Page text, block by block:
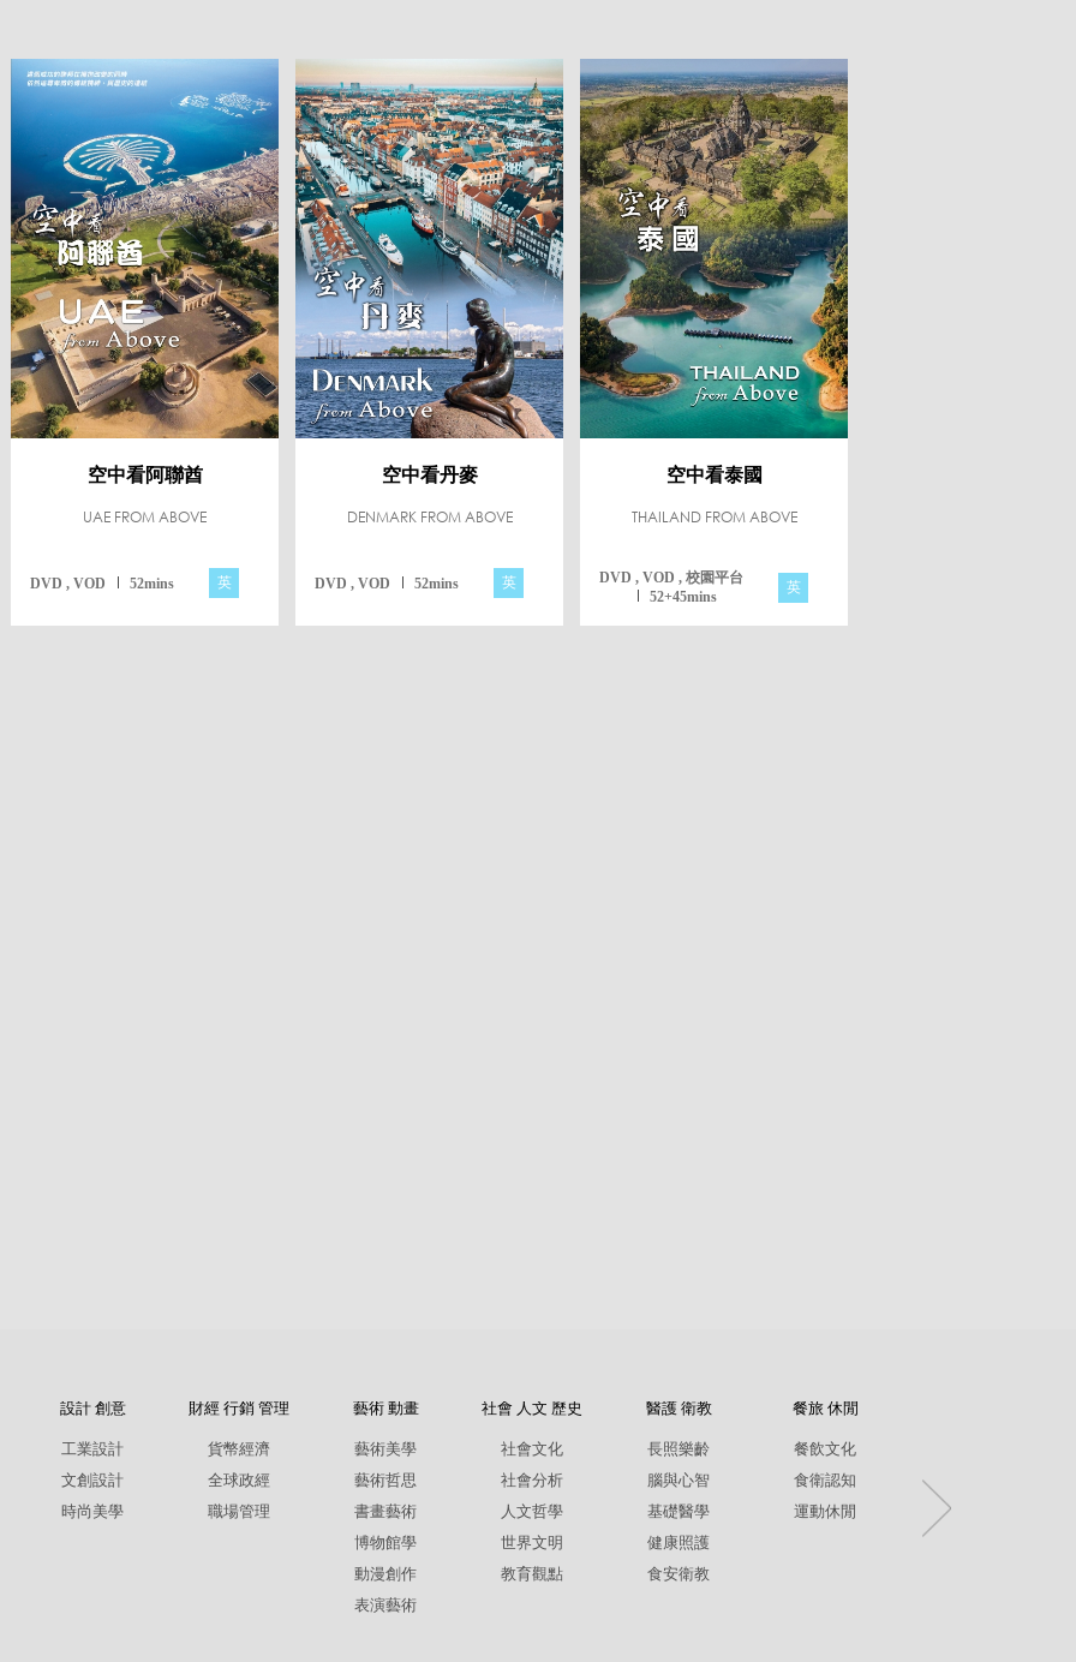
空中看阿聯酋
UAE FROM ABOVE
DVD , VOD 52mins 英
空中看丹麥
DENMARK FROM ABOVE
DVD , VOD 52mins 英
空中看泰國
THAILAND FROM ABOVE
DVD , VOD , 校園平台
52+45mins
英
設計 創意
工業設計
文創設計
時尚美學
財經 行銷 管理
貨幣經濟
全球政經
職場管理
藝術 動畫
藝術美學
藝術哲思
書畫藝術
博物館學
動漫創作
表演藝術
社會 人文 歷史
社會文化
社會分析
人文哲學
世界文明
教育觀點
醫護 衛教
長照樂齡
腦與心智
基礎醫學
健康照護
食安衛教
餐旅 休閒
餐飲文化
食衛認知
運動休閒
社政人文